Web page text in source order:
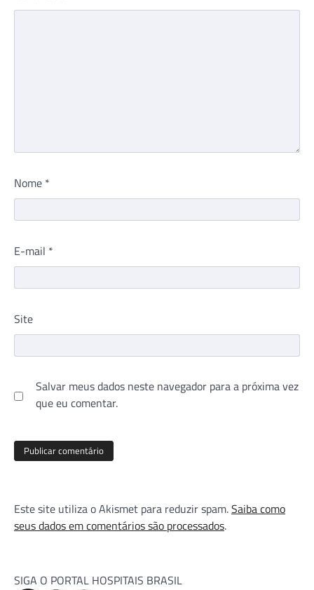
Nome *
E-mail *
Site
Salvar meus dados neste navegador para a próxima vez
que eu comentar.
Este site utiliza o Akismet para reduzir spam.Saiba como
seus dados em comentários são processados.
SIGA O PORTAL HOSPITAIS BRASIL